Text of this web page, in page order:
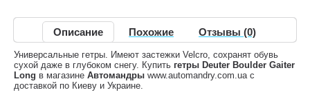
Описание Похожие Отзывы (0)
Универсальные гетры. Имеют застежки Velcro, сохранят обувь
сухой даже в глубоком снегу. Купить гетры Deuter Boulder Gaiter
Long в магазине Автомандры www.automandry.com.ua с
доставкой по Киеву и Украине.